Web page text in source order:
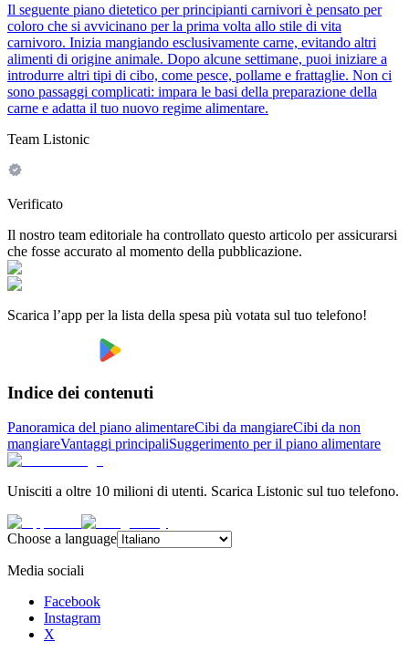
Il seguente piano dietetico per principianti carnivori è pensato per
coloro che si avvicinano per la prima volta allo stile di vita
carnivoro. Inizia mangiando esclusivamente carne, evitando altri
alimenti di origine animale. Dopo alcune settimane, puoi iniziare a
introdurre altri tipi di cibo, come pesce, pollame e frattaglie. Non ci
sono passaggi complicati: impara le basi della preparazione della
carne e adatta il tuo nuovo regime alimentare.
Team Listonic
Verificato
Il nostro team editoriale ha controllato questo articolo per assicurarsi
che fosse accurato al momento della pubblicazione.
Scarica l’app per la lista della spesa più votata sul tuo telefono!
Indice dei contenuti
Panoramica del piano alimentareCibi da mangiareCibi da non
mangiareVantaggi principaliSuggerimento per il piano alimentare
Unisciti a oltre 10 milioni di utenti. Scarica Listonic sul tuo telefono.
Choose a language
Media sociali
Facebook
Instagram
X